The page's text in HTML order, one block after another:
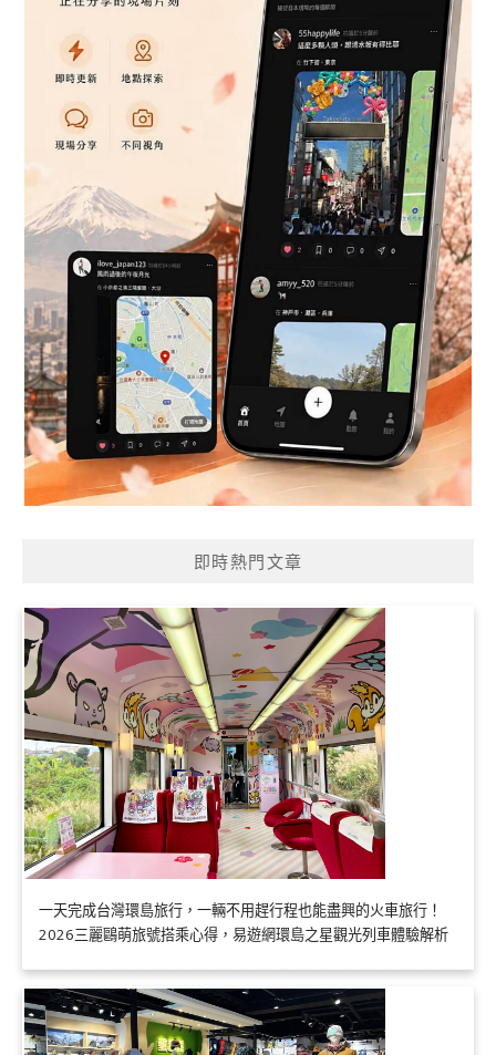
即時熱門文章
一天完成台灣環島旅行，一輛不用趕行程也能盡興的火車旅行！
2026三麗鷗萌旅號搭乘心得，易遊網環島之星觀光列車體驗解析